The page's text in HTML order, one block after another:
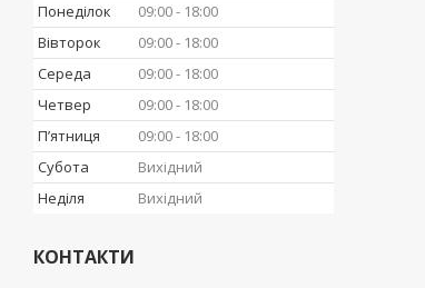
Понеділок 09:00
18:00
Вівторок
09:00
18:00
Середа
09:00
18:00
Четвер
09:00
18:00
Пʼятниця
09:00
18:00
Субота
Вихідний
Неділя
Вихідний
КОНТАКТИ